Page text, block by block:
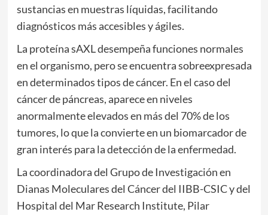
sustancias en muestras líquidas, facilitando
diagnósticos más accesibles y ágiles.
La proteína sAXL desempeña funciones normales
en el organismo, pero se encuentra sobreexpresada
en determinados tipos de cáncer. En el caso del
cáncer de páncreas, aparece en niveles
anormalmente elevados en más del 70% de los
tumores, lo que la convierte en un biomarcador de
gran interés para la detección de la enfermedad.
La coordinadora del Grupo de Investigación en
Dianas Moleculares del Cáncer del IIBB-CSIC y del
Hospital del Mar Research Institute, Pilar